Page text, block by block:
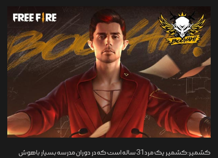
کشمیر:کشمیر یک مرد 31 ساله است که در دوران مدرسه بسیار باهوش